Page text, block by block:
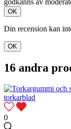
godkänns av
OK
Din recension kan
OK
16 andra
0